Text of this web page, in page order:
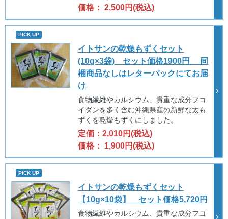
価格： 2,500円(税込)
PICK UP
イトサンの乾燥もずくセット
(10g×3袋) セット価格1900円 同
梱商品なしはレターパックにてお届
け
食物繊維やカルシウム、貴重な成分フコ
イダンを多く含む沖縄県産の新鮮な太も
ずくを乾燥もずくにしました。
定価：2,010円(税込)
価格： 1,900円(税込)
PICK UP
イトサンの乾燥もずくセット
【10g×10袋】 セット価格5,720円
食物繊維やカルシウム、貴重な成分フコ